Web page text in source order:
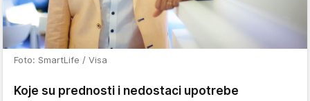
Foto: SmartLife / Visa
Koje su prednosti i nedostaci upotrebe